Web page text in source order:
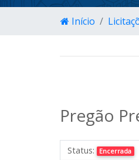
Início
Pregão
Status: Encerrada